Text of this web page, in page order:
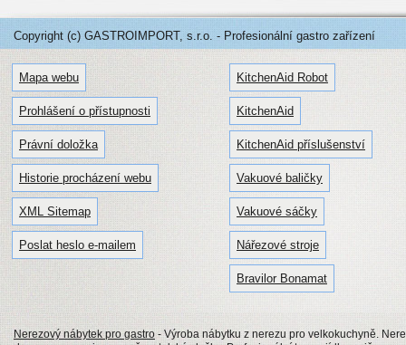
Copyright (c) GASTROIMPORT, s.r.o. - Profesionální gastro zařízení
Mapa webu
Prohlášení o přístupnosti
Právní doložka
Historie procházení webu
XML Sitemap
Poslat heslo e-mailem
KitchenAid Robot
KitchenAid
KitchenAid příslušenství
Vakuové baličky
Vakuové sáčky
Nářezové stroje
Bravilor Bonamat
Nerezový nábytek pro gastro - Výroba nábytku z nerezu pro velkokuchyně.